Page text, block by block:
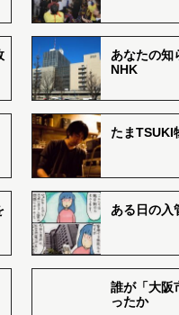
あなたの知
NHK
たまTSUKI
ある日の入
誰が「大阪
ったか